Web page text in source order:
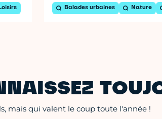
Loisirs Balades urbaines Nature
mais qui valent le coup toute l'année !